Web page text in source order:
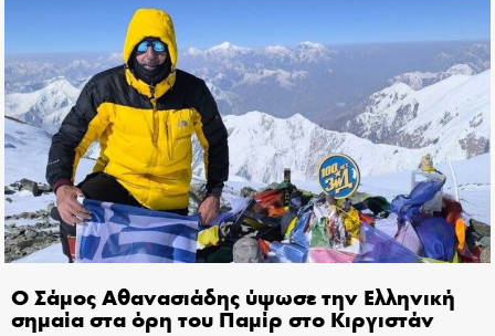
Ο Σάμος Αθανασιάδης ύψωσε την Ελληνική
σημαία στα όρη του Παμίρ στο Κιργιστάν